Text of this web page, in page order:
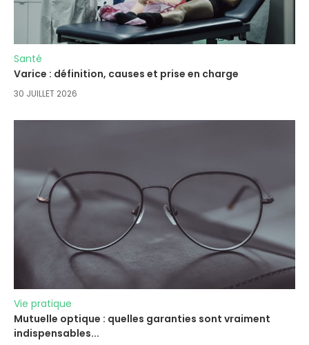
Santé
Varice : définition, causes et prise en charge
30 JUILLET 2026
Vie pratique
Mutuelle optique : quelles garanties sont vraiment
indispensables...